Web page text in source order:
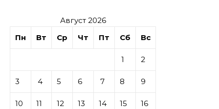
Август 2026
Пн
Вт Ср Чт Пт Сб Вс
1 2
3 4 5 6 7 8 9
10 11 12 13 14 15 16